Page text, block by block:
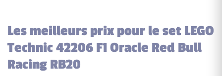
Les meilleurs prix pour le set LEGO
Technic 42206 F1 Oracle Red Bull
Racing RB20